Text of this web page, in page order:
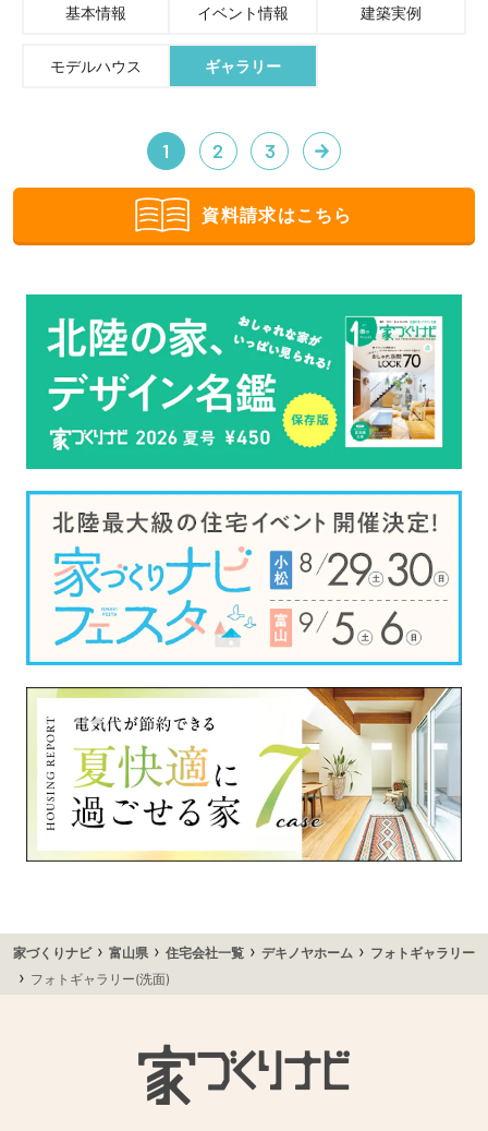
基本情報 イベント情報 建築実例
モデルハウス ギャラリー
1 2 3
資料請求はこちら
家づくりナビ› 富山県 › 住宅会社一覧 › デキノヤホーム › フォトギャラリー
› フォトギャラリー(洗面)